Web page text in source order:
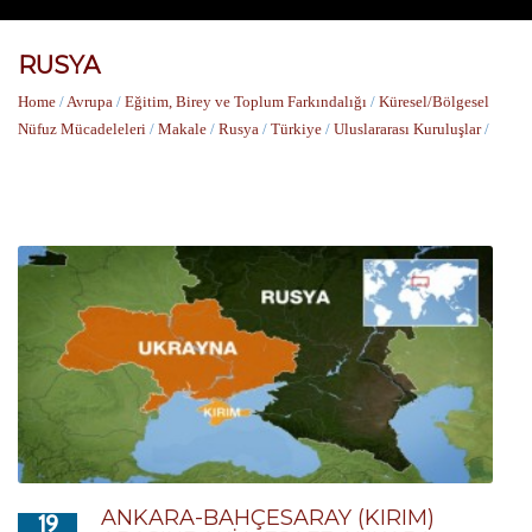
RUSYA
Home /Avrupa / Eğitim, Birey ve Toplum Farkındalığı / Küresel/Bölgesel
Nüfuz Mücadeleleri / Makale / Rusya / Türkiye / Uluslararası Kuruluşlar/
19
ANKARA-BAHÇESARAY (KIRIM)